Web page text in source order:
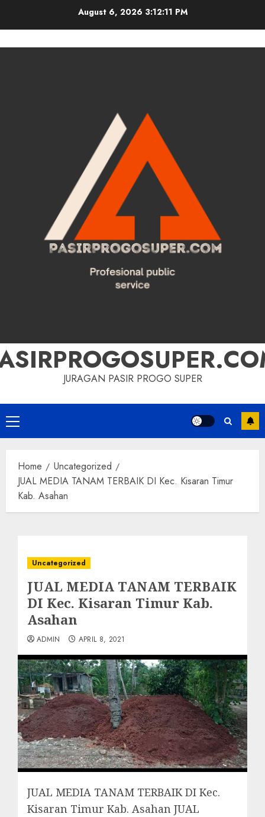
August 6, 2026 3:12:11 PM
JURAGAN PASIR PROGO SUPER
Primary
Menu
Home
Uncategorized
JUAL MEDIA TANAM TERBAIK DI Kec. Kisaran Timur
Kab. Asahan
Uncategorized
JUAL MEDIA TANAM TERBAIK
DI Kec. Kisaran Timur Kab.
Asahan
ADMIN APRIL 8, 2021
JUAL MEDIA TANAM TERBAIK DI Kec.
Kisaran Timur Kab. Asahan JUAL